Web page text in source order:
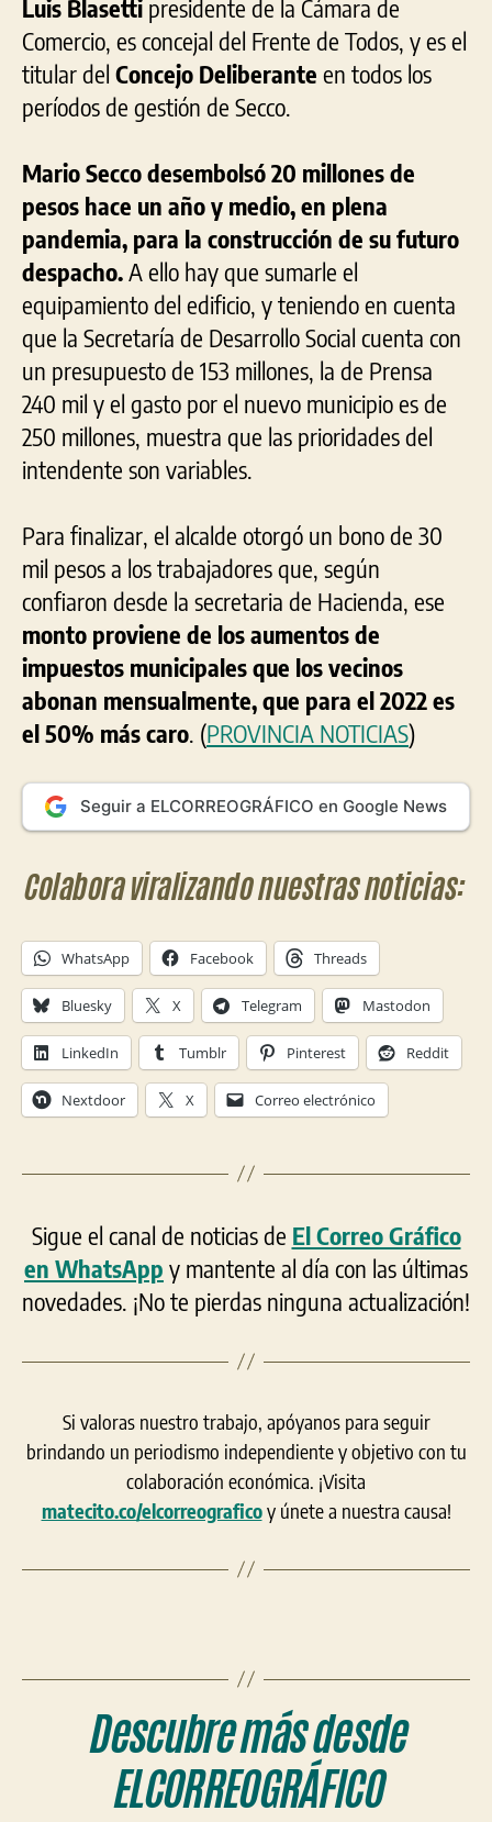
Luis Blasetti presidente de la Cámara de
Comercio, es concejal del Frente de Todos, y es el
titular del Concejo Deliberante en todos los
períodos de gestión de Secco.
Mario Secco desembolsó 20 millones de
pesos hace un año y medio, en plena
pandemia, para la construcción de su futuro
despacho. A ello hay que sumarle el
equipamiento del edificio, y teniendo en cuenta
que la Secretaría de Desarrollo Social cuenta con
un presupuesto de 153 millones, la de Prensa
240 mil y el gasto por el nuevo municipio es de
250 millones, muestra que las prioridades del
intendente son variables.
Para finalizar, el alcalde otorgó un bono de 30
mil pesos a los trabajadores que, según
confiaron desde la secretaria de Hacienda, ese
monto proviene de los aumentos de
impuestos municipales que los vecinos
abonan mensualmente, que para el 2022 es
el 50% más caro. (PROVINCIA NOTICIAS)
Seguir a ELCORREOGRÁFICO en Google News
Colabora viralizando nuestras noticias:
WhatsApp Facebook Threads
Bluesky X Telegram Mastodon
LinkedIn Tumblr Pinterest Reddit
Nextdoor X Correo electrónico
Sigue el canal de noticias de El Correo Gráfico
en WhatsApp y mantente al día con las últimas
novedades. ¡No te pierdas ninguna actualización!
Si valoras nuestro trabajo, apóyanos para seguir
brindando un periodismo independiente y objetivo con tu
colaboración económica. ¡Visita
matecito.co/elcorreograficoy únete a nuestra causa!
Descubre más desde
ELCORREOGRÁFICO